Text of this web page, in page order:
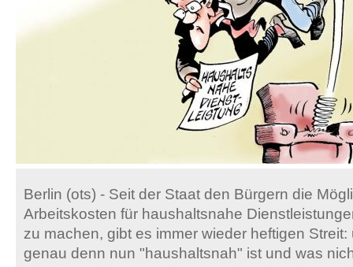
Berlin (ots) - Seit der Staat den Bürgern die
Arbeitskosten für haushaltsnahe
zu machen, gibt es immer wieder heftigen
genau denn nun "haushaltsnah" ist und was